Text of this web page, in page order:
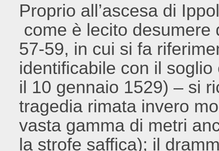
Proprio all’ascesa di
come è lecito desumere
57-59, in cui si fa
identificabile con il
il 10 gennaio 1529) – si
tragedia rimata invero
vasta gamma di metri
la strofe saffica); il